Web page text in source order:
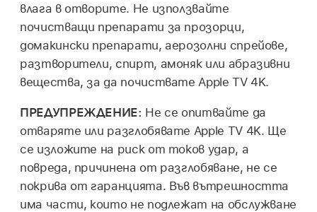
влага в отворите. Не използвайте
почистващи препарати за прозорци,
домакински препарати, аерозолни спрейове,
разтворители, спирт, амоняк или абразивни
вещества, за да почиствате Apple TV 4K.
ПРЕДУПРЕЖДЕНИЕ: Не се опитвайте да
отваряте или разглобявате Apple TV 4K. Ще
се изложите на риск от токов удар, а
повреда, причинена от разглобяване, не се
покрива от гаранцията. Във вътрешността
има части, които не подлежат на обслужване